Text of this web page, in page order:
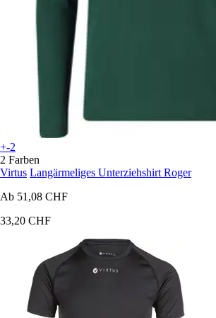
+-2
2 Farben
Virtus Langärmeliges Unterziehshirt Roger
Ab 51,08 CHF
33,20 CHF